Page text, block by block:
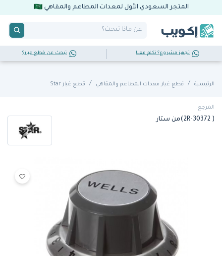
المتجر السعودي الأول لمعدات المطاعم والمقاهي
تجهز مشروع؟ تكلم معنا تبحث عن قطع غيار؟
الرئيسية قطع غيار معدات المطاعم والمقاهي قطع غيار Star
المرجع:
( 2R-30372)من ستار